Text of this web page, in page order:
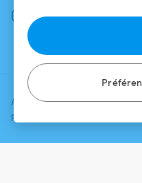
Ajoutez une date et un
pour voir le prix
Instagram